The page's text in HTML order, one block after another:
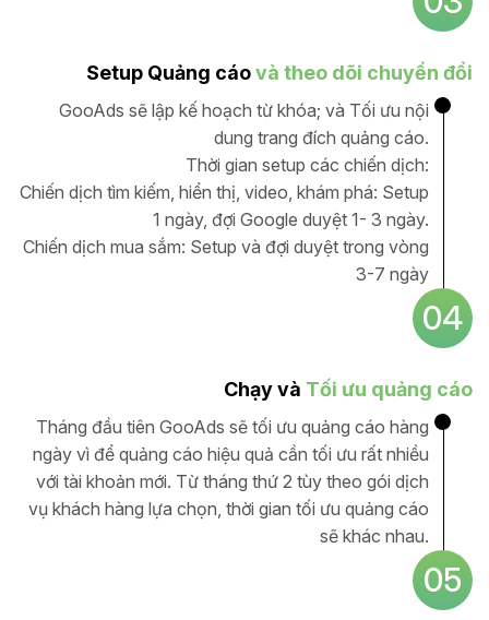
Setup Quảng cáovà theo dõi chuyển đổi
GooAds sẽ lập kế hoạch từ khóa; và Tối ưu nội
dung trang đích quảng cáo.
Thời gian setup các chiến dịch:
Chiến dịch tìm kiếm, hiển thị, video, khám phá: Setup
1 ngày, đợi Google duyệt 1- 3 ngày.
Chiến dịch mua sắm: Setup và đợi duyệt trong vòng
3-7 ngày
04
Chạy và Tối ưu quảng cáo
Tháng đầu tiên GooAds sẽ tối ưu quảng cáo hàng
ngày vì để quảng cáo hiệu quả cần tối ưu rất nhiều
với tài khoản mới. Từ tháng thứ 2 tùy theo gói dịch
vụ khách hàng lựa chọn, thời gian tối ưu quảng cáo
sẽ khác nhau.
05